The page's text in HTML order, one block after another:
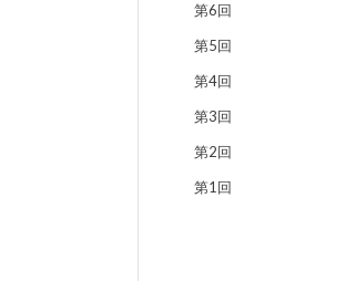
第6回
第5回
第4回
第3回
第2回
第1回